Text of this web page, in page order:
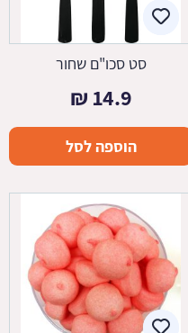
סט סכו"ם שחור
14.9
₪
הוספה לסל